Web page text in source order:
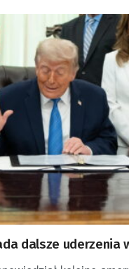
dalsze uderzenia